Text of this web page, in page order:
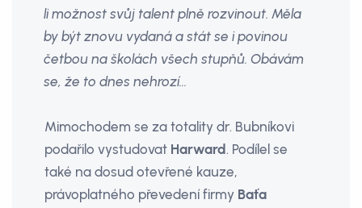
li možnost svůj talent plně rozvinout. Měla
by být znovu vydaná a stát se i povinou
četbou na školách všech stupňů. Obávám
se, že to dnes nehrozí…
Mimochodem se za totality dr. Bubníkovi
podařilo vystudovat Harward. Podílel se
také na dosud otevřené kauze,
právoplatného převedení firmy Baťa